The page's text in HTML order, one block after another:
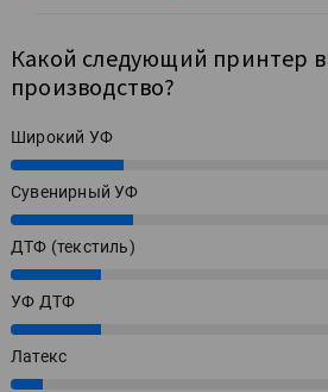
Какой следующий принтер
производство?
Широкий УФ
25%
Сувенирный УФ
27%
ДТФ (текстиль)
20%
УФ ДТФ
20%
Латекс
7%